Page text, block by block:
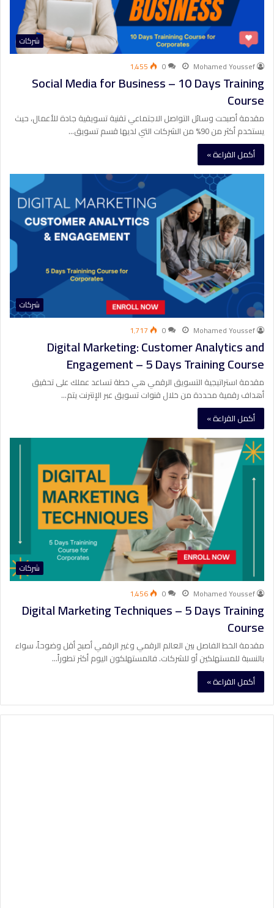
شركات
Mohamed Youssef
0 1٬455
Social Media for Business – 10 Days Training
Course
مقدمة أصبحت وسائل التواصل الاجتماعي تقنية تسويقية جادة للأعمال، حيث
يستخدم أكثر من 90% من الشركات التي لديها قسم تسويق…
أكمل القراءة »
شركات
Mohamed Youssef
0 1٬717
Digital Marketing: Customer Analytics and
Engagement – 5 Days Training Course
مقدمة استراتيجية التسويق الرقمي هي خطة تساعد عملك على تحقيق
أهداف رقمية محددة من خلال قنوات تسويق عبر الإنترنت يتم…
أكمل القراءة »
شركات
Mohamed Youssef
0 1٬456
Digital Marketing Techniques – 5 Days Training
Course
مقدمة الخط الفاصل بين العالم الرقمي وغير الرقمي أصبح أقل وضوحاً، سواء
بالنسبة للمستهلكين أو للشركات. فالمستهلكون اليوم أكثر تطوراً…
أكمل القراءة »